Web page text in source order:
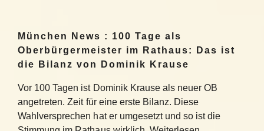
München News : 100 Tage als
Oberbürgermeister im Rathaus: Das ist
die Bilanz von Dominik Krause
Vor 100 Tagen ist Dominik Krause als neuer OB
angetreten. Zeit für eine erste Bilanz. Diese
Wahlversprechen hat er umgesetzt und so ist die